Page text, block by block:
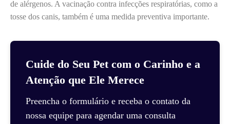
de alérgenos. A vacinação contra infecções respiratórias, como a
tosse dos canis, também é uma medida preventiva importante.
Cuide do Seu Pet com o Carinho e a
Atenção que Ele Merece
Preencha o formulário e receba o contato da
nossa equipe para agendar uma consulta